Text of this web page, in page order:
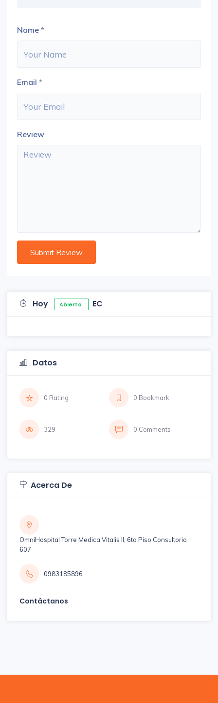
Name *
Email *
Review
Hoy Abierto EC
Datos
0 Rating 0 Bookmark
329 0 Comments
Acerca De
OmniHospital Torre Medica Vitalis II, 6to Piso Consultorio
607
0983185896
Contáctanos